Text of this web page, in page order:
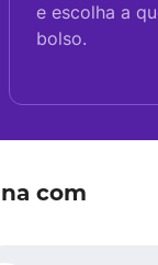
e escolha a
bolso.
com